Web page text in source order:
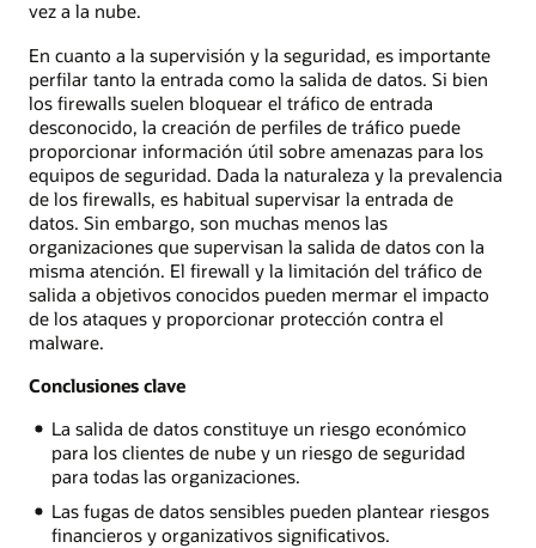
vez a la nube.
En cuanto a la supervisión y la seguridad, es importante
perfilar tanto la entrada como la salida de datos. Si bien
los firewalls suelen bloquear el tráfico de entrada
desconocido, la creación de perfiles de tráfico puede
proporcionar información útil sobre amenazas para los
equipos de seguridad. Dada la naturaleza y la prevalencia
de los firewalls, es habitual supervisar la entrada de
datos. Sin embargo, son muchas menos las
organizaciones que supervisan la salida de datos con la
misma atención. El firewall y la limitación del tráfico de
salida a objetivos conocidos pueden mermar el impacto
de los ataques y proporcionar protección contra el
malware.
Conclusiones clave
La salida de datos constituye un riesgo económico
para los clientes de nube y un riesgo de seguridad
para todas las organizaciones.
Las fugas de datos sensibles pueden plantear riesgos
financieros y organizativos significativos.